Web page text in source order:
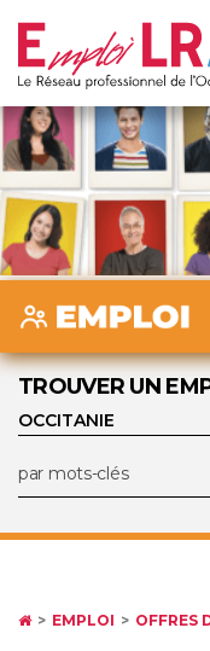
TROUVER UN
EMPLOI OFFRES